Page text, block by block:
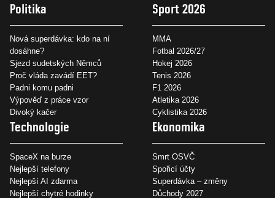
Politika
Nová superdávka: kdo na ní
dosáhne?
Sjezd sudetských Němců
Proč vláda zavádí EET?
Padni komu padni
Výpověď z práce vzor
Divoký kačer
Sport 2026
MMA
Fotbal 2026/27
Hokej 2026
Tenis 2026
F1 2026
Atletika 2026
Cyklistika 2026
Technologie
SpaceX na burze
Nejlepší telefony
Nejlepší AI zdarma
Nejlepší chytré hodinky
Ekonomika
Smrt OSVČ
Spořicí účty
Superdávka – změny
Důchody 2027